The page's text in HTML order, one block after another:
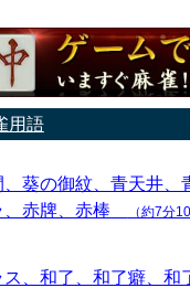
用語
、葵の御紋、青天井、
、赤牌、赤棒
（約7分
ス、和了、和了癖、和